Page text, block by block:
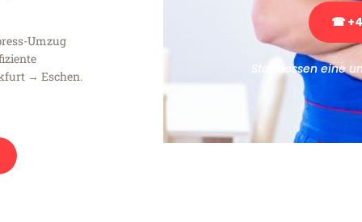
Umzug
→ Eschen.
☎
Stattdessen eine